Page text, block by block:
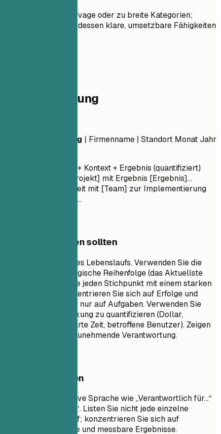
Vermeiden Sie vage oder zu breite Kategorien;
geben Sie stattdessen klare, umsetzbare Fähigkeiten
Berufserfahrung
Berufsbezeichnung | Firmenname | Standort Monat Jahr
Tätigkeitswort + Kontext + Ergebnis (quantifiziert)
Leitung von [Projekt] mit Ergebnis [Ergebnis]...
Zusammenarbeit mit [Team] zur Implementierung
von [Funktion]...
Worauf Sie achten sollten
Dies ist der Kern Ihres Lebenslaufs. Verwenden Sie die
umgekehrt chronologische Reihenfolge (das Aktuellste
zuerst). Beginnen Sie jeden Stichpunkt mit einem starken
Tätigkeitswort. Konzentrieren Sie sich auf Erfolge und
Auswirkungen, nicht nur auf Aufgaben. Verwenden Sie
Zahlen, um Ihre Wirkung zu quantifizieren (Dollar,
Prozentsätze, gesparte Zeit, betroffene Benutzer). Zeigen
Sie Fortschritt und zunehmende Verantwortung.
Besser vermeiden
Vermeiden Sie passive Sprache wie „Verantwortlich für…“
oder „Aufgabe war…“. Listen Sie nicht jede einzelne
tägliche Aufgabe auf; konzentrieren Sie sich auf
bedeutende Beiträge und messbare Ergebnisse.